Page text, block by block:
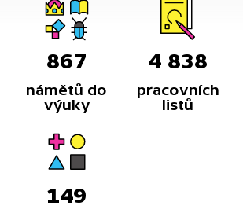
867
námětů do
výuky
4 838
pracovních
listů
149